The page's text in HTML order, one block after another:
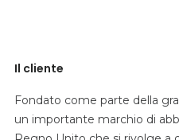
Il cliente
Fondato come parte della
un importante marchio di